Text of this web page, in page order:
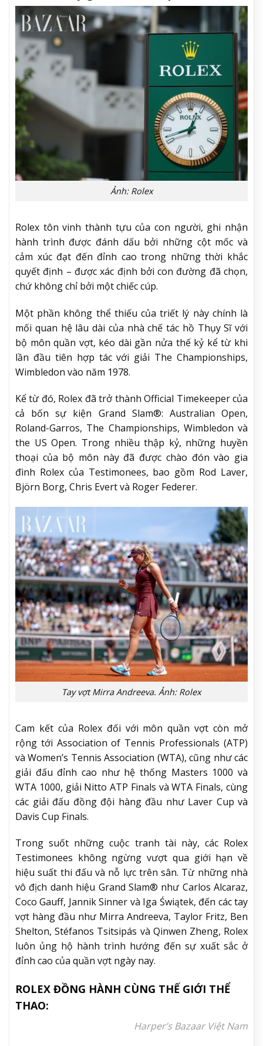
Ảnh: Rolex
Rolex tôn vinh thành tựu của con người, ghi nhận
hành trình được đánh dấu bởi những cột mốc và
cảm xúc đạt đến đỉnh cao trong những thời khắc
quyết định – được xác định bởi con đường đã chọn,
chứ không chỉ bởi một chiếc cúp.
Một phần không thể thiếu của triết lý này chính là
mối quan hệ lâu dài của nhà chế tác hồ Thụy Sĩ với
bộ môn quần vợt, kéo dài gần nửa thế kỷ kể từ khi
lần đầu tiên hợp tác với giải The Championships,
Wimbledon vào năm 1978.
Kể từ đó, Rolex đã trở thành Official Timekeeper của
cả bốn sự kiện Grand Slam®: Australian Open,
Roland-Garros, The Championships, Wimbledon và
the US Open. Trong nhiều thập kỷ, những huyền
thoại của bộ môn này đã được chào đón vào gia
đình Rolex của Testimonees, bao gồm Rod Laver,
Björn Borg, Chris Evert và Roger Federer.
Tay vợt Mirra Andreeva. Ảnh: Rolex
Cam kết của Rolex đối với môn quần vợt còn mở
rộng tới Association of Tennis Professionals (ATP)
và Women’s Tennis Association (WTA), cũng như các
giải đấu đỉnh cao như hệ thống Masters 1000 và
WTA 1000, giải Nitto ATP Finals và WTA Finals, cùng
các giải đấu đồng đội hàng đầu như Laver Cup và
Davis Cup Finals.
Trong suốt những cuộc tranh tài này, các Rolex
Testimonees không ngừng vượt qua giới hạn về
hiệu suất thi đấu và nỗ lực trên sân. Từ những nhà
vô địch danh hiệu Grand Slam® như Carlos Alcaraz,
Coco Gauff, Jannik Sinner và Iga Świątek, đến các tay
vợt hàng đầu như Mirra Andreeva, Taylor Fritz, Ben
Shelton, Stéfanos Tsitsipás và Qinwen Zheng, Rolex
luôn ủng hộ hành trình hướng đến sự xuất sắc ở
đỉnh cao của quần vợt ngày nay.
ROLEX ĐỒNG HÀNH CÙNG THẾ GIỚI THỂ
THAO:
Harper’s Bazaar Việt Nam